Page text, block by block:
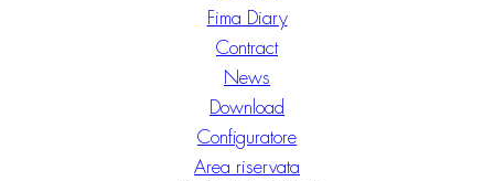
Fima Diary
Contract
News
Download
Configuratore
Area riservata